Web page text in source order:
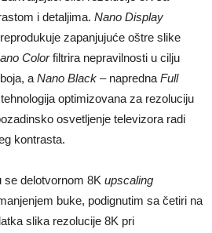
i detaljima. Nano Display
reprodukuje zapanjujuće oštre slike
Colorfiltrira nepravilnosti u cilju
a Nano Black – napredna Full
tehnologija optimizovana za rezoluciju
osvetljenje televizora radi
kontrasta.
se delotvornom 8K upscaling
buke, podignutim sa četiri na
slika rezolucije 8K pri